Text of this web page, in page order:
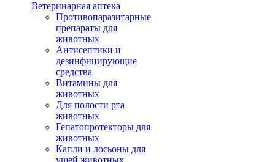
Ветеринарная аптека
Противопаразитарные
препараты для
животных
Антисептики и
дезинфицирующие
средства
Витамины для
животных
Для полости рта
животных
Гепатопротекторы для
животных
Капли и лосьоны для
ушей животных